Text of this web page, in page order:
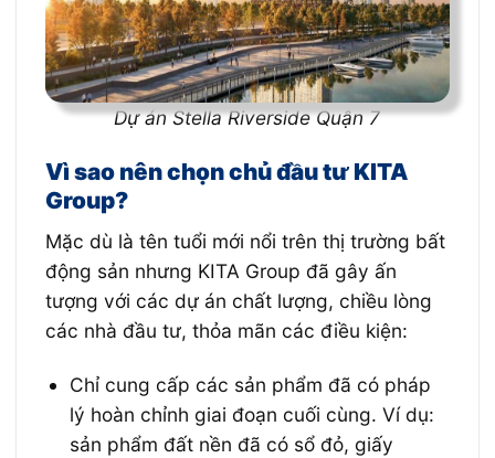
Dự án Stella Riverside Quận 7
Vì sao nên chọn chủ đầu tư KITA
Group?
Mặc dù là tên tuổi mới nổi trên thị trường bất
động sản nhưng KITA Group đã gây ấn
tượng với các dự án chất lượng, chiều lòng
các nhà đầu tư, thỏa mãn các điều kiện:
Chỉ cung cấp các sản phẩm đã có pháp
lý hoàn chỉnh giai đoạn cuối cùng. Ví dụ:
sản phẩm đất nền đã có sổ đỏ, giấy